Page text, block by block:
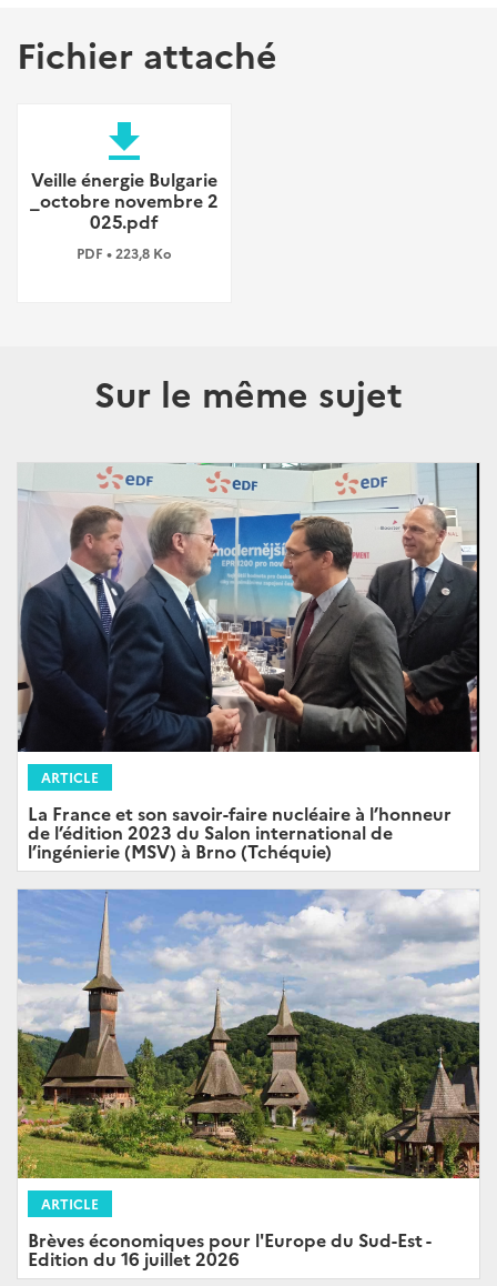
Fichier attaché
file_download
Veille énergie Bulgarie
_octobre novembre 2
025.pdf
PDF • 223,8 Ko
Sur le même sujet
ARTICLE
La France et son savoir-faire nucléaire à l’honneur
de l’édition 2023 du Salon international de
l’ingénierie (MSV) à Brno (Tchéquie)
ARTICLE
Brèves économiques pour l'Europe du Sud-Est -
Edition du 16 juillet 2026